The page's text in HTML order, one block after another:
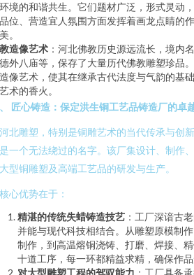
境的和谐共生。它们题材广泛，形式灵动
位、营造宜人氛围方面发挥着画龙点睛的
。
造像艺术 ：河北佛教历史源远流长，境内
外八庙等，保存了大量历代佛教雕塑珍品
像艺术，使其在继承古代法度与气韵的基
术的香火。
匠心铸造：保定洪生铜工艺品铸造厂的卓
北雕塑，特别是铜雕艺术的当代传承与创
一个无法绕过的名字。该厂集设计、制作
型铜雕塑及高端工艺品的研发与生产。
心优势在于：
精湛的传统失蜡铸造技艺 ：工厂深谙古
并能与现代科技相结合。从雕塑原模制
制作，到高温熔铜浇铸、打磨、焊接、
十道工序，每一环都精益求精，确保作品
对大型雕塑工程的驾驭能力 ：工厂具备